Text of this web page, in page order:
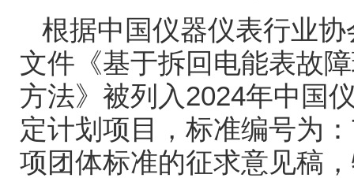
根据中国仪器仪表行业
文件《基于拆回电能表故
方法》被列入2024年中国
定计划项目，标准编号为：
项团体标准的征求意见稿